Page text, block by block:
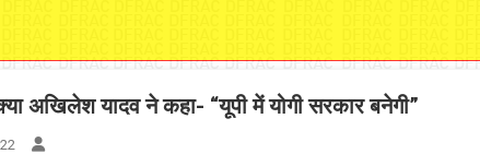
अखिलेश यादव ने कहा- “यूपी में योगी सरकार बनेगी”